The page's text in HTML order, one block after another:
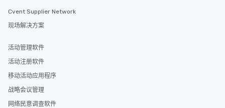
Cvent Supplier Network
现场解决方案
活动管理软件
活动注册软件
移动活动应用程序
战略会议管理
网络民意调查软件